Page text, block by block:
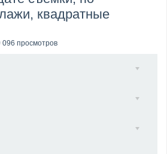
новый сингл и клип «Everybod...
квадратные
096 просмотров